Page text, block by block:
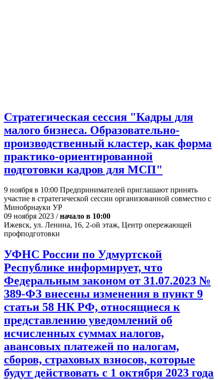
Стратегическая сессия "Кадры для
малого бизнеса. Образовательно-
производственный кластер, как форма
практико-ориентированной
подготовки кадров для МСП"
9 ноября в 10:00 Предпринимателей приглашают принять
участие в стратегической сессии организованной совместно с
Минобрнауки УР
09 ноября 2023 /начало в 10:00
Ижевск, ул. Ленина, 16, 2-ой этаж, Центр опережающей
профподготовки
УФНС России по Удмуртской
Республике информирует, что
Федеральным законом от 31.07.2023 №
389-ФЗ внесены изменения в пункт 9
статьи 58 НК РФ, относящиеся к
представлению уведомлений об
исчисленных суммах налогов,
авансовых платежей по налогам,
сборов, страховых взносов, которые
будут действовать с 1 октября 2023 года